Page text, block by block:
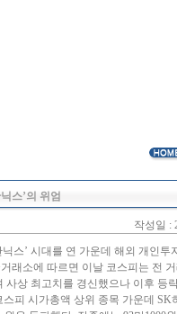
스’의 위엄
작성일 :
스’ 시대를 연 가운데 해외 개인투
래소에 따르면 이날 코스피는 전
사상 최고치를 경신했으나 이후 등
피 시가총액 상위 종목 가운데 SK